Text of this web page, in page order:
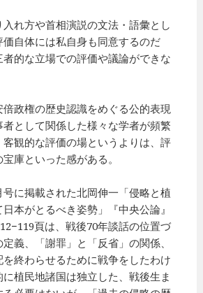
れ方や首相演説の文法・語彙とし
自体には私自身も同意するのだ
的な立場での評価や議論ができな
倍政権の歴史認識をめぐる公的表現
者として関係した様々な学者が頻繁
観的な評価の場というよりは、評
庫といった感がある。
に掲載された北岡伸一「侵略と植
本がとるべき姿勢」『中央公論』
頁は、戦後70年談話の位置づ
義、「謝罪」と「反省」の関係、
を終わらせるために戦争をしたわけ
植民地諸国は独立した、戦後生ま